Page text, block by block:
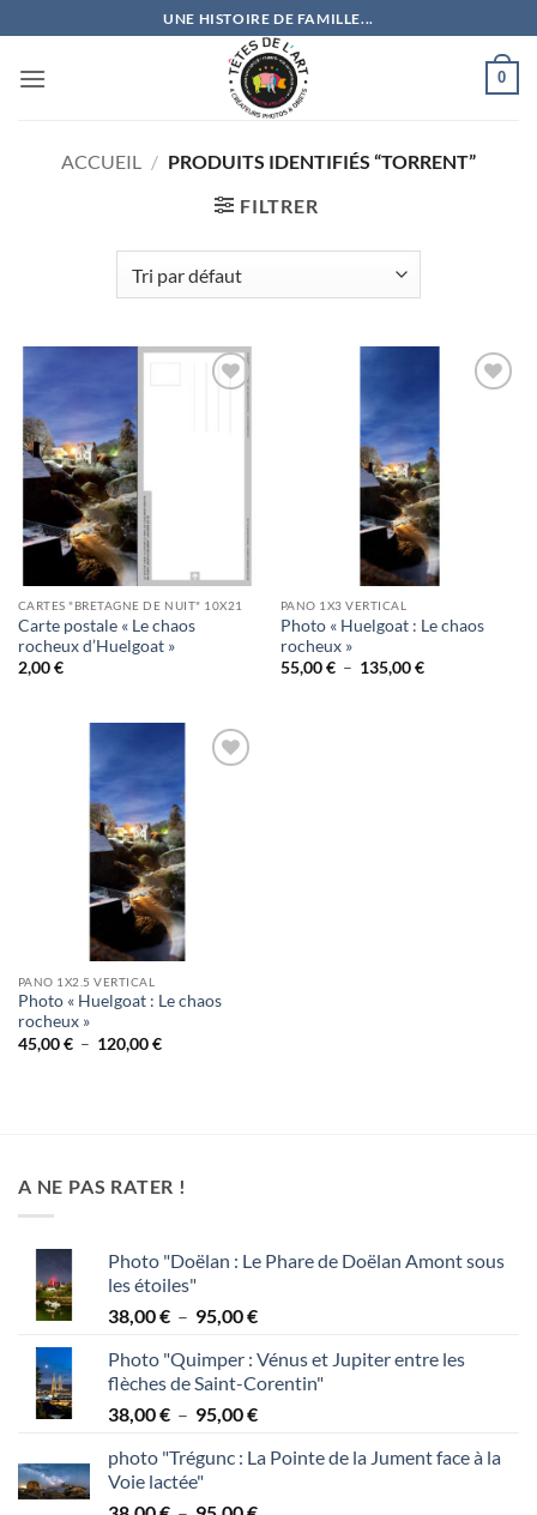
au
contenu
UNE HISTOIRE DE FAMILLE...
0
ACCUEIL / PRODUITS IDENTIFIÉS “TORRENT”
FILTRER
CARTES "BRETAGNE DE NUIT" 10X21
Carte postale « Le chaos
rocheux d’Huelgoat »
2,00€
PANO 1X3 VERTICAL
Photo « Huelgoat : Le chaos
rocheux »
55,00€ – 135,00€Plage
PANO 1X2.5 VERTICAL
Photo « Huelgoat : Le chaos
rocheux »
45,00€ – 120,00€Plage
A NE PAS RATER !
Photo "Doëlan : Le Phare de Doëlan Amont sous
les étoiles"
38,00€ – 95,00€Plage
prix :
38,00 €
à
Photo "Quimper : Vénus et Jupiter entre les
flèches de Saint-Corentin"
38,00€ – 95,00€Plage
prix :
photo "Trégunc : La Pointe de la Jument face à la
Voie lactée"